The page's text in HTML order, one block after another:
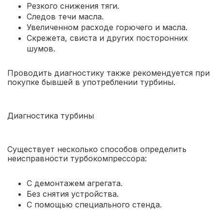
Резкого снижения тяги.
Следов течи масла.
Увеличенном расходе горючего и масла.
Скрежета, свиста и других посторонних
шумов.
Проводить диагностику также рекомендуется при
покупке бывшей в употреблении турбины.
Диагностика турбины
Существует несколько способов определить
неисправности турбокомпрессора:
С демонтажем агрегата.
Без снятия устройства.
С помощью специального стенда.